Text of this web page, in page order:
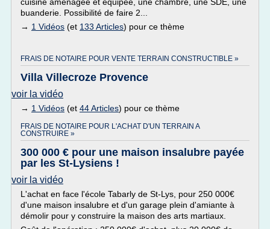
buanderie. Possibilité de faire 2...
→ 1 Vidéos (et 133 Articles) pour ce thème
FRAIS DE NOTAIRE POUR VENTE TERRAIN CONSTRUCTIBLE »
Villa Villecroze Provence
voir la vidéo
→ 1 Vidéos (et 44 Articles) pour ce thème
FRAIS DE NOTAIRE POUR L'ACHAT D'UN TERRAIN A
CONSTRUIRE »
300 000 € pour une maison insalubre payée
par les St-Lysiens !
voir la vidéo
L'achat en face l'école Tabarly de St-Lys, pour 250 000€
d'une maison insalubre et d'un garage plein d'amiante à
démolir pour y construire la maison des arts martiaux.